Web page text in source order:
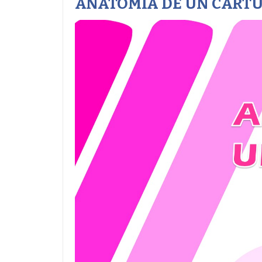
ANATOMÍA DE UN